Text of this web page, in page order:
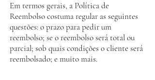
Em termos gerais, a Política de
Reembolso costuma regular as seguintes
questões: o prazo para pedir um
reembolso; se o reembolso será total ou
parcial; sob quais condições o cliente será
reembolsado; e muito mais.